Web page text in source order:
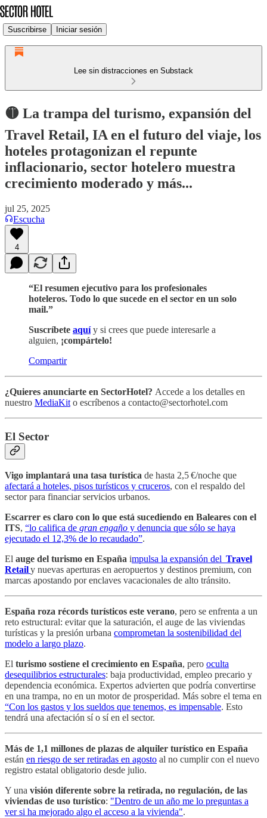
Suscribirse Iniciar sesión
Lee sin distracciones en Substack
🟡 La trampa del turismo, expansión del
Travel Retail, IA en el futuro del viaje, los
hoteles protagonizan el repunte
inflacionario, sector hotelero muestra
crecimiento moderado y más...
jul 25, 2025
Escucha
4
“El resumen ejecutivo para los profesionales
hoteleros. Todo lo que sucede en el sector en un solo
mail.”
Suscríbete aquí y si crees que puede interesarle a
alguien, ¡compártelo!
Compartir
¿Quieres anunciarte en SectorHotel? Accede a los detalles en
nuestro MediaKit o escríbenos a contacto@sectorhotel.com
El Sector
Vigo implantará una tasa turística de hasta 2,5 €/noche que
afectará a hoteles, pisos turísticos y cruceros, con el respaldo del
sector para financiar servicios urbanos.
Escarrer es claro con lo que está sucediendo en Baleares con el
ITS, “lo califica de gran engaño y denuncia que sólo se haya
ejecutado el 12,3% de lo recaudado”.
El auge del turismo en España impulsa la expansión del Travel
Retaily nuevas aperturas en aeropuertos y destinos premium, con
marcas apostando por enclaves vacacionales de alto tránsito.
España roza récords turísticos este verano, pero se enfrenta a un
reto estructural: evitar que la saturación, el auge de las viviendas
turísticas y la presión urbana comprometan la sostenibilidad del
modelo a largo plazo.
El turismo sostiene el crecimiento en España, pero oculta
desequilibrios estructurales: baja productividad, empleo precario y
dependencia económica. Expertos advierten que podría convertirse
en una trampa, no en un motor de prosperidad. Más sobre el tema en
“Con los gastos y los sueldos que tenemos, es impensable. Esto
tendrá una afectación sí o sí en el sector.
Más de 1,1 millones de plazas de alquiler turístico en España
están en riesgo de ser retiradas en agosto al no cumplir con el nuevo
registro estatal obligatorio desde julio.
Y una visión diferente sobre la retirada, no regulación, de las
viviendas de uso turístico: "Dentro de un año me lo preguntas a
ver si ha mejorado algo el acceso a la vivienda".